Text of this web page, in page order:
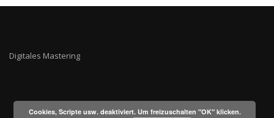
Digitales Mastering
Cookies, Scripte usw. deaktiviert. Um freizuschalten "OK" klicken.